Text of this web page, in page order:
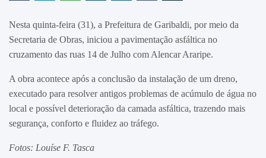
Nesta quinta-feira (31), a Prefeitura de Garibaldi, por meio da
Secretaria de Obras, iniciou a pavimentação asfáltica no
cruzamento das ruas 14 de Julho com Alencar Araripe.
A obra acontece após a conclusão da instalação de um dreno,
executado para resolver antigos problemas de acúmulo de água no
local e possível deterioração da camada asfáltica, trazendo mais
segurança, conforto e fluidez ao tráfego.
Fotos: Louíse F. Tasca